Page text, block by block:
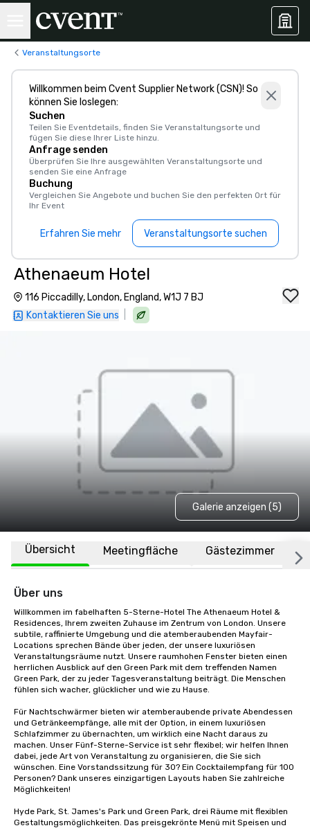
Veranstaltungsorte
Willkommen beim Cvent Supplier Network (CSN)! So
können Sie loslegen:
Suchen
Teilen Sie Eventdetails, finden Sie Veranstaltungsorte und
fügen Sie diese Ihrer Liste hinzu.
Anfrage senden
Überprüfen Sie Ihre ausgewählten Veranstaltungsorte und
senden Sie eine Anfrage
Buchung
Vergleichen Sie Angebote und buchen Sie den perfekten Ort für
Ihr Event
Erfahren Sie mehr Veranstaltungsorte suchen
Athenaeum Hotel
116 Piccadilly, London, England, W1J 7 BJ
Kontaktieren Sie uns
Galerie anzeigen (5)
Übersicht Meetingfläche Gästezimmer
Über uns
Willkommen im fabelhaften 5-Sterne-Hotel The Athenaeum Hotel &
Residences, Ihrem zweiten Zuhause im Zentrum von London. Unsere
subtile, raffinierte Umgebung und die atemberaubenden Mayfair-
Locations sprechen Bände über jeden, der unsere luxuriösen
Veranstaltungsräume nutzt. Unsere raumhohen Fenster bieten einen
herrlichen Ausblick auf den Green Park mit dem treffenden Namen
Green Park, der zu jeder Tagesveranstaltung beiträgt. Die Menschen
fühlen sich wacher, glücklicher und wie zu Hause.
Für Nachtschwärmer bieten wir atemberaubende private Abendessen
und Getränkeempfänge, alle mit der Option, in einem luxuriösen
Schlafzimmer zu übernachten, um wirklich eine Nacht daraus zu
machen. Unser Fünf-Sterne-Service ist sehr flexibel; wir helfen Ihnen
dabei, jede Art von Veranstaltung zu organisieren, die Sie sich
wünschen. Eine Vorstandssitzung für 30? Ein Cocktailempfang für 100
Personen? Dank unseres einzigartigen Layouts haben Sie zahlreiche
Möglichkeiten!
Hyde Park, St. James's Park und Green Park, drei Räume mit flexiblen
Gestaltungsmöglichkeiten. Das preisgekrönte Menü mit Speisen und